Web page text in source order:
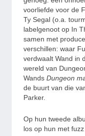
voorliefde voor de
Ty Segal (o.a.
labelgenoot op In
samen met
verschillen: waar
verdwaalt Wand in
wereld van
Wands Dungeon
de buurt van die
Parker.
Op hun tweede
los op hun met